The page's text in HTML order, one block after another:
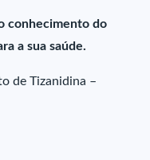
conhecimento do
a sua saúde.
de Tizanidina –